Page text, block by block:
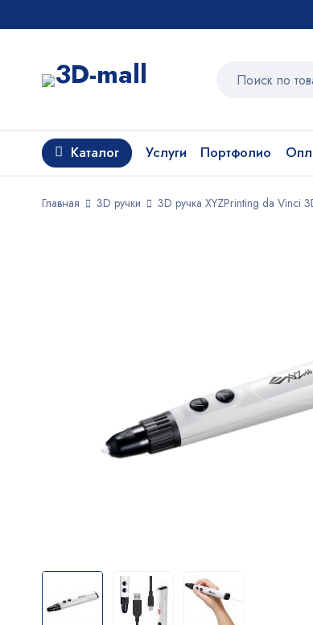
Каталог Услуги Портфолио
Главная 3D ручки 3D ручка XYZPrinting da Vinci